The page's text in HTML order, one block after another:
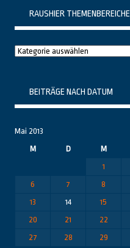
RAUSHIER THEMENBEREICHE
Raushier
BEITRÄGE NACH DATUM
Mai 2013
M
D M
1
6
7 8
13
14 15
20
21 22
27
28 29